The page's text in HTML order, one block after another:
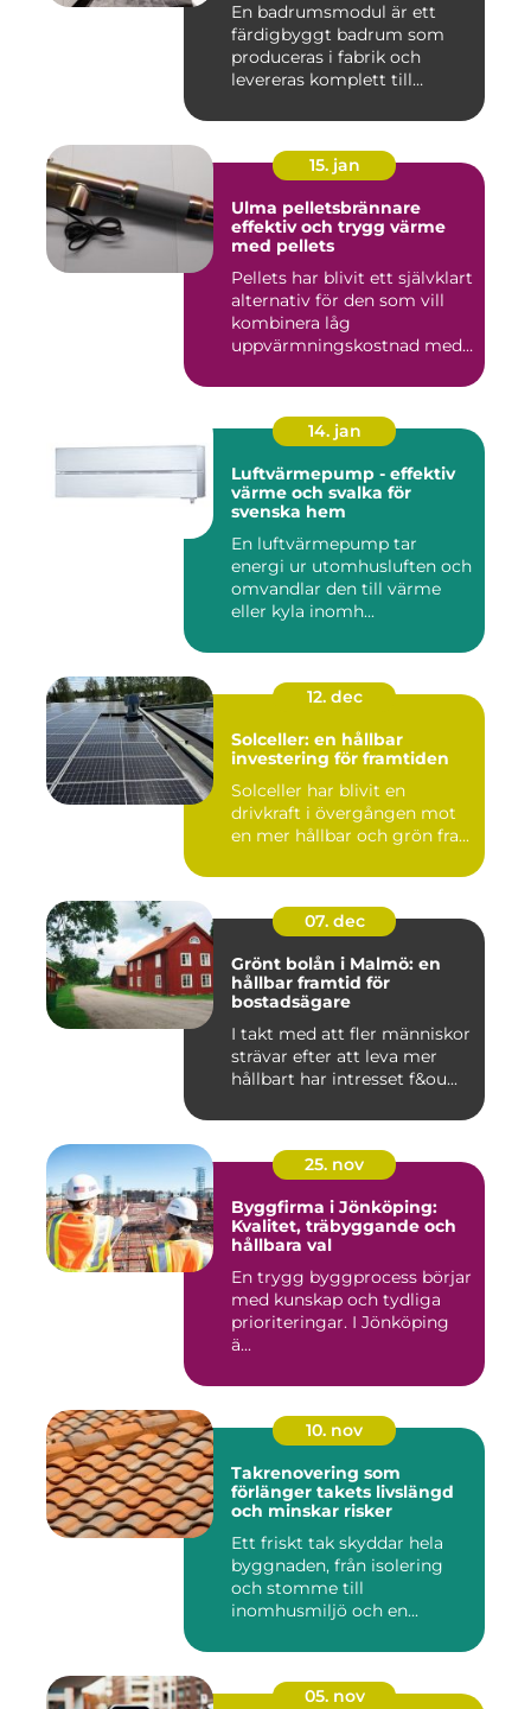
En badrumsmodul är ett
färdigbyggt badrum som
produceras i fabrik och
levereras komplett till
15. jan
Ulma pelletsbrännare
effektiv och trygg värme
med pellets
Pellets har blivit ett självklart
alternativ för den som vill
kombinera låg
uppvärmningskostnad med
14. jan
Luftvärmepump - effektiv
värme och svalka för
svenska hem
En luftvärmepump tar
energi ur utomhusluften och
omvandlar den till värme
eller kyla inomh...
12. dec
Solceller: en hållbar
investering för framtiden
Solceller har blivit en
drivkraft i övergången mot
en mer hållbar och grön fra...
07. dec
Grönt bolån i Malmö: en
hållbar framtid för
bostadsägare
I takt med att fler människor
strävar efter att leva mer
hållbart har intresset f&ou...
25. nov
Byggfirma i Jönköping:
Kvalitet, träbyggande och
hållbara val
En trygg byggprocess börjar
med kunskap och tydliga
prioriteringar. I Jönköping
ä...
10. nov
Takrenovering som
förlänger takets livslängd
och minskar risker
Ett friskt tak skyddar hela
byggnaden, från isolering
och stomme till
inomhusmiljö och en...
05. nov